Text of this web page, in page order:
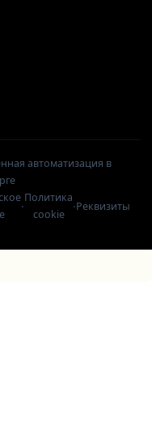
автоматизация в
·
Политика
cookie
·Реквизиты